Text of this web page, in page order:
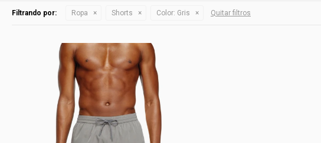
Filtrando por: Ropa Shorts Color: Gris Quitar filtros